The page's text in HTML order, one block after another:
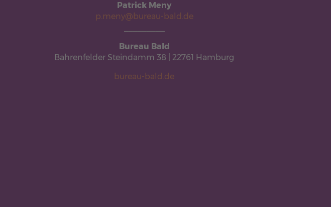
Patrick Meny
p.meny@bureau-bald.de
Bureau Bald
Bahrenfelder Steindamm 38 | 22761 Hamburg
bureau-bald.de